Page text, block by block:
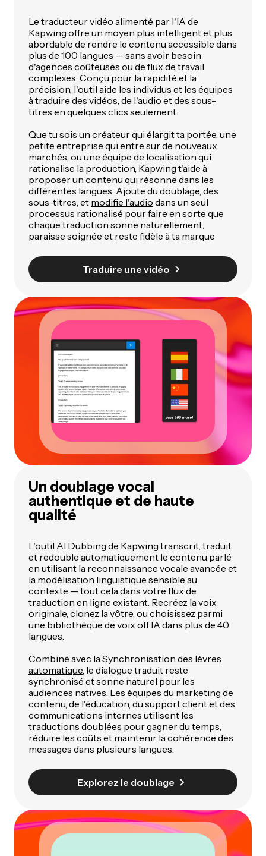
Le traducteur vidéo alimenté par l'IA de
Kapwing offre un moyen plus intelligent et plus
abordable de rendre le contenu accessible dans
plus de 100 langues — sans avoir besoin
d'agences coûteuses ou de flux de travail
complexes. Conçu pour la rapidité et la
précision, l'outil aide les individus et les équipes
à traduire des vidéos, de l'audio et des sous-
titres en quelques clics seulement.
Que tu sois un créateur qui élargit ta portée, une
petite entreprise qui entre sur de nouveaux
marchés, ou une équipe de localisation qui
rationalise la production, Kapwing t'aide à
proposer un contenu qui résonne dans les
différentes langues. Ajoute du doublage, des
sous-titres, et modifie l'audio dans un seul
processus rationalisé pour faire en sorte que
chaque traduction sonne naturellement,
paraisse soignée et reste fidèle à ta marque
Traduire une vidéo
Un doublage vocal
authentique et de haute
qualité
L'outil AI Dubbing de Kapwing transcrit, traduit
et redouble automatiquement le contenu parlé
en utilisant la reconnaissance vocale avancée et
la modélisation linguistique sensible au
contexte — tout cela dans votre flux de
traduction en ligne existant. Recréez la voix
originale, clonez la vôtre, ou choisissez parmi
une bibliothèque de voix off IA dans plus de 40
langues.
Combiné avec laSynchronisation des lèvres
automatique, le dialogue traduit reste
synchronisé et sonne naturel pour les
audiences natives. Les équipes du marketing de
contenu, de l'éducation, du support client et des
communications internes utilisent les
traductions doublées pour gagner du temps,
réduire les coûts et maintenir la cohérence des
messages dans plusieurs langues.
Explorez le doublage